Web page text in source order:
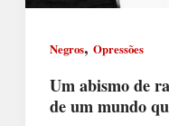
Negros, Opressões
Um abismo de
de um mundo